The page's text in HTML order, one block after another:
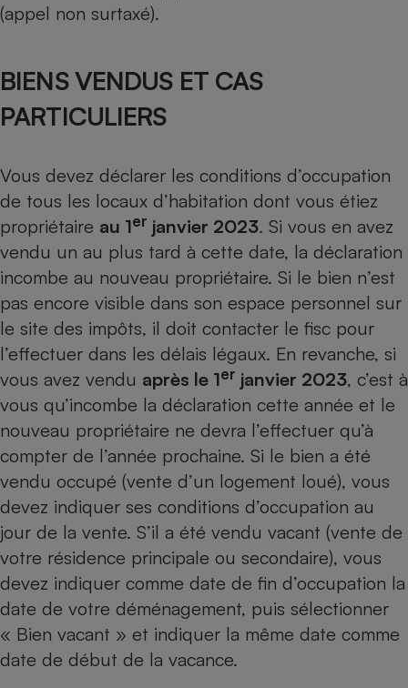
(appel non surtaxé).
BIENS VENDUS ET CAS
PARTICULIERS
Vous devez déclarer les conditions d’occupation
de tous les locaux d’habitation dont vous étiez
propriétaire au 1er janvier 2023. Si vous en avez
vendu un au plus tard à cette date, la déclaration
incombe au nouveau propriétaire. Si le bien n’est
pas encore visible dans son espace personnel sur
le site des impôts, il doit contacter le fisc pour
l’effectuer dans les délais légaux. En revanche, si
vous avez vendu après le 1er janvier 2023, c’est à
vous qu’incombe la déclaration cette année et le
nouveau propriétaire ne devra l’effectuer qu’à
compter de l’année prochaine. Si le bien a été
vendu occupé (vente d’un logement loué), vous
devez indiquer ses conditions d’occupation au
jour de la vente. S’il a été vendu vacant (vente de
votre résidence principale ou secondaire), vous
devez indiquer comme date de fin d’occupation la
date de votre déménagement, puis sélectionner
« Bien vacant » et indiquer la même date comme
date de début de la vacance.